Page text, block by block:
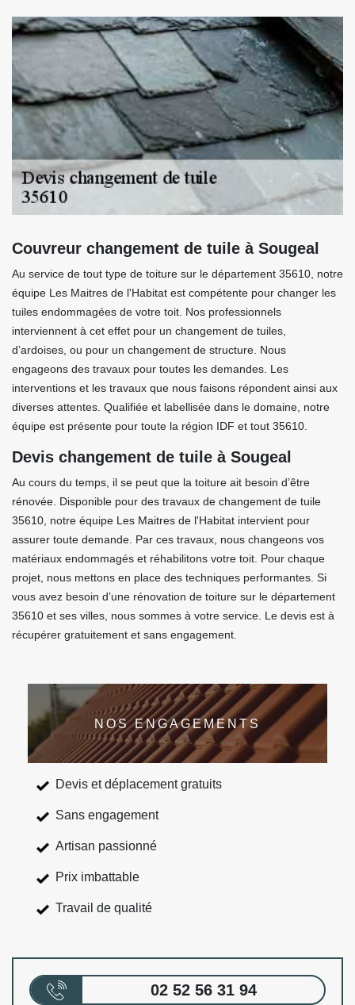
Couvreur changement de tuile à Sougeal
Au service de tout type de toiture sur le département 35610, notre
équipe Les Maitres de l'Habitat est compétente pour changer les
tuiles endommagées de votre toit. Nos professionnels
interviennent à cet effet pour un changement de tuiles,
d’ardoises, ou pour un changement de structure. Nous
engageons des travaux pour toutes les demandes. Les
interventions et les travaux que nous faisons répondent ainsi aux
diverses attentes. Qualifiée et labellisée dans le domaine, notre
équipe est présente pour toute la région IDF et tout 35610.
Devis changement de tuile à Sougeal
Au cours du temps, il se peut que la toiture ait besoin d’être
rénovée. Disponible pour des travaux de changement de tuile
35610, notre équipe Les Maitres de l'Habitat intervient pour
assurer toute demande. Par ces travaux, nous changeons vos
matériaux endommagés et réhabilitons votre toit. Pour chaque
projet, nous mettons en place des techniques performantes. Si
vous avez besoin d’une rénovation de toiture sur le département
35610 et ses villes, nous sommes à votre service. Le devis est à
récupérer gratuitement et sans engagement.
NOS ENGAGEMENTS
Devis et déplacement gratuits
Sans engagement
Artisan passionné
Prix imbattable
Travail de qualité
02 52 56 31 94